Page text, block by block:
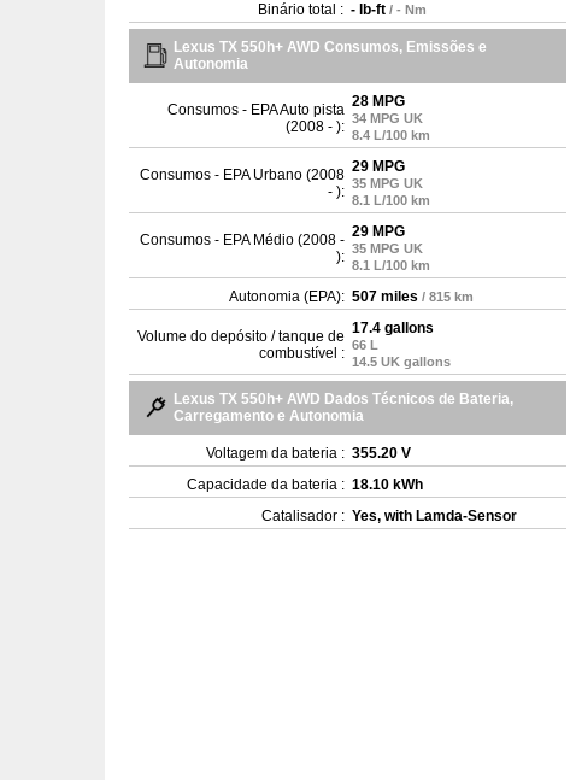
Binário total : - lb-ft / - Nm
Lexus TX 550h+ AWD Consumos, Emissões e
Autonomia
Consumos - EPA Auto pista
(2008 - ):
28 MPG
34 MPG UK
8.4 L/100 km
Consumos - EPA Urbano (2008
- ):
29 MPG
35 MPG UK
8.1 L/100 km
Consumos - EPA Médio (2008 -
):
29 MPG
35 MPG UK
8.1 L/100 km
Autonomia (EPA): 507 miles / 815 km
Volume do depósito / tanque de
combustível :
17.4 gallons
66 L
14.5 UK gallons
Lexus TX 550h+ AWD Dados Técnicos de Bateria,
Carregamento e Autonomia
Voltagem da bateria : 355.20 V
Capacidade da bateria : 18.10 kWh
Catalisador : Yes, with Lamda-Sensor